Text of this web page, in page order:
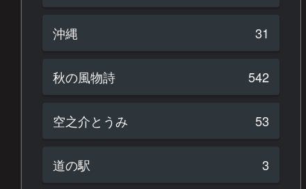
沖縄 31
秋の風物詩 542
空之介とうみ 53
道の駅 3